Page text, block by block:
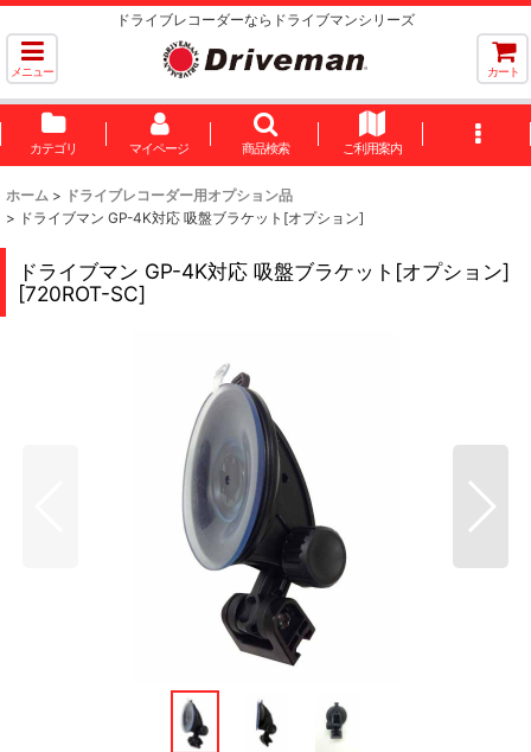
ドライブレコーダーならドライブマンシリーズ
メニュー カート
カテゴリ マイページ 商品検索 ご利用案内
ホーム > ドライブレコーダー用オプション品
> ドライブマン GP-4K対応 吸盤ブラケット[オプション]
ドライブマン GP-4K対応 吸盤ブラケット[オプション]
[720ROT-SC]